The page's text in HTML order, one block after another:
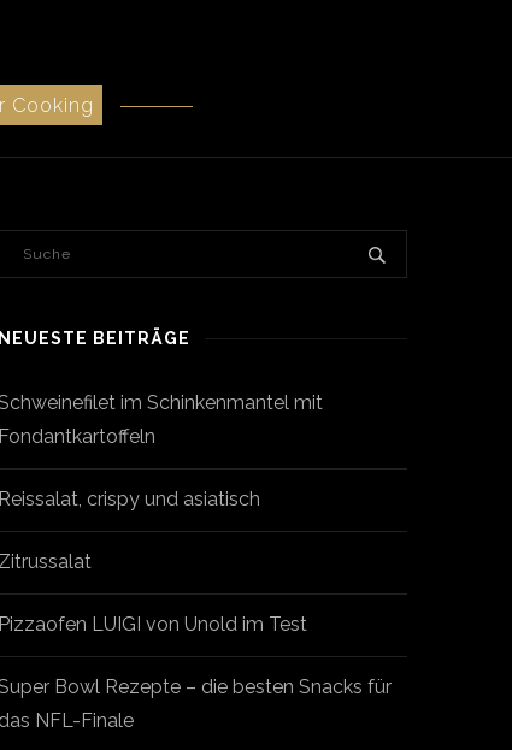
Cooking
NEUESTE BEITRÄGE
im Schinkenmantel mit
Fondantkartoffeln
Reissalat, crispy und asiatisch
Zitrussalat
Pizzaofen LUIGI von Unold im Test
Bowl Rezepte – die besten Snacks für
das NFL-Finale